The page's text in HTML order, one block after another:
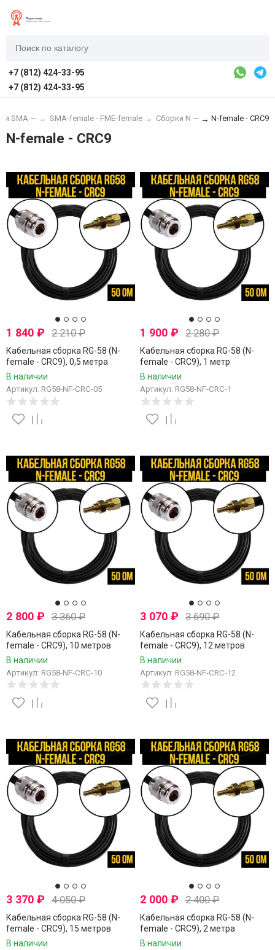
+7 (812) 424-33-95
+7 (812) 424-33-95
SMA — → SMA-female - FME-female → Сборки N — → N-female - CRC9
N-female - CRC9
1 840 ₽ 2 210₽
Кабельная сборка RG-58 (N-
female - CRC9), 0,5 метра
В наличии
Артикул: RG58-NF-CRC-05
1 900₽ 2 280₽
Кабельная сборка RG-58 (N-
female - CRC9), 1 метр
В наличии
Артикул: RG58-NF-CRC-1
2 800 ₽ 3 360₽
Кабельная сборка RG-58 (N-
female - CRC9), 10 метров
В наличии
Артикул: RG58-NF-CRC-10
3 070₽ 3 690₽
Кабельная сборка RG-58 (N-
female - CRC9), 12 метров
В наличии
Артикул: RG58-NF-CRC-12
3 370 ₽ 4 050₽
Кабельная сборка RG-58 (N-
female - CRC9), 15 метров
В наличии
2 000₽ 2 400₽
Кабельная сборка RG-58 (N-
female - CRC9), 2 метра
В наличии